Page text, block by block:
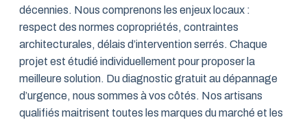
décennies. Nous comprenons les enjeux locaux :
respect des normes copropriétés, contraintes
architecturales, délais d’intervention serrés. Chaque
projet est étudié individuellement pour proposer la
meilleure solution. Du diagnostic gratuit au dépannage
d’urgence, nous sommes à vos côtés. Nos artisans
qualifiés maitrisent toutes les marques du marché et les